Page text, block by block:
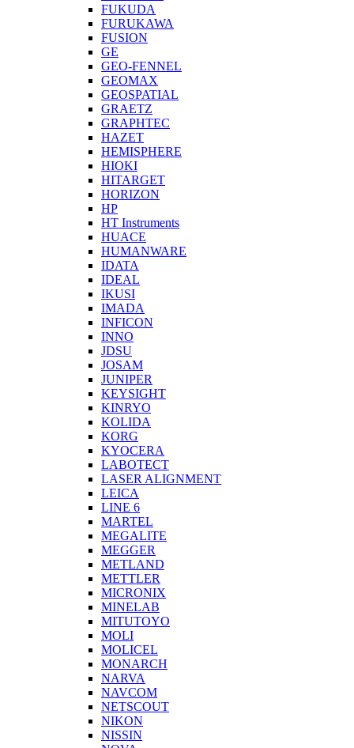
FUKUDA
FURUKAWA
FUSION
GE
GEO-FENNEL
GEOMAX
GEOSPATIAL
GRAETZ
GRAPHTEC
HAZET
HEMISPHERE
HIOKI
HITARGET
HORIZON
HP
HT Instruments
HUACE
HUMANWARE
IDATA
IDEAL
IKUSI
IMADA
INFICON
INNO
JDSU
JOSAM
JUNIPER
KEYSIGHT
KINRYO
KOLIDA
KORG
KYOCERA
LABOTECT
LASER ALIGNMENT
LEICA
LINE 6
MARTEL
MEGALITE
MEGGER
METLAND
METTLER
MICRONIX
MINELAB
MITUTOYO
MOLI
MOLICEL
MONARCH
NARVA
NAVCOM
NETSCOUT
NIKON
NISSIN